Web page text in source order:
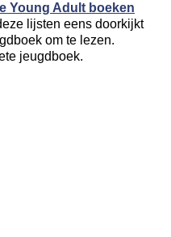
Young Adult boeken
lijsten eens doorkijkt
om te lezen.
jeugdboek.